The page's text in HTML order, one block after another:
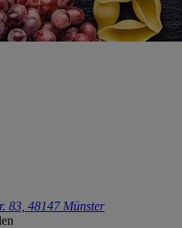
83, 48147 Münster